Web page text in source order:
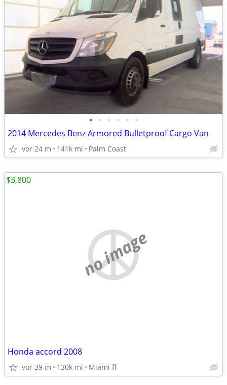
• • • • • •
2014 Mercedes Benz Armored Bulletproof Cargo Van
vor 24 m 141k mi Palm Coast
no image
Honda accord 2008
vor 39 m 130k mi Miami fl
$3,800